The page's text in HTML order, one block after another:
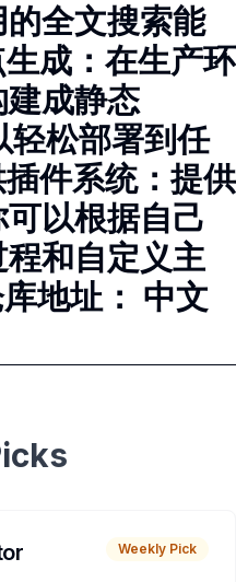
全文搜索能
成：在生产环
成静态
轻松部署到任
件系统：提供
以根据自己
和自定义主
地址： 中文
Weekly Pick